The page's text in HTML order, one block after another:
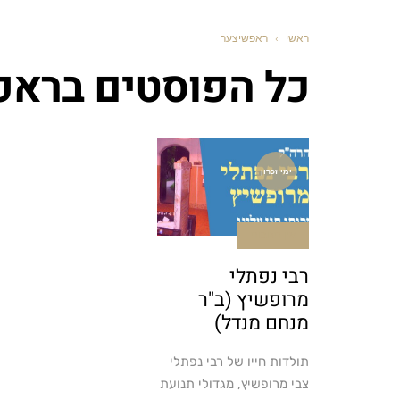
ראשי › ראפשיצער
כל הפוסטים ב
ימי זכרון
רבי נפתלי
מרופשיץ (ב"ר
מנחם מנדל)
תולדות חייו של רבי נפתלי
צבי מרופשיץ, מגדולי תנועת